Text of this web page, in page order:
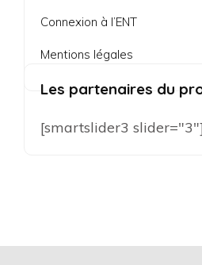
Connexion à l’ENT
Mentions légales
Les partenaires du
[smartslider3